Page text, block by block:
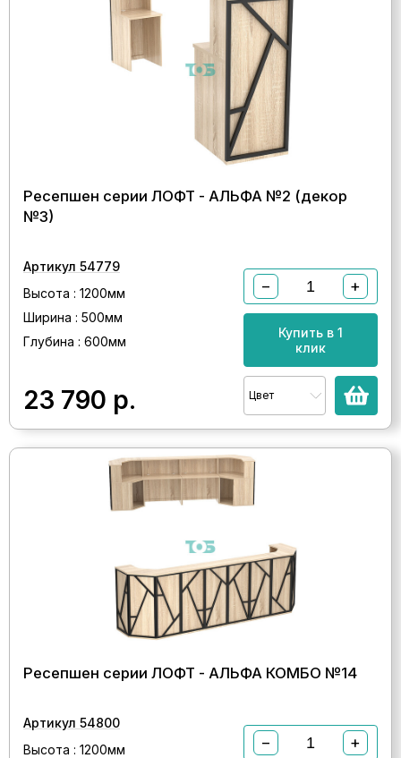
Ресепшен серии ЛОФТ - АЛЬФА №2 (декор
№3)
Артикул 54779
Высота : 1200мм
Ширина : 500мм
Глубина : 600мм
23 790 р.
− +
Купить в 1
клик
Цвет
Ресепшен серии ЛОФТ - АЛЬФА КОМБО №14
Артикул 54800
Высота : 1200мм
− +